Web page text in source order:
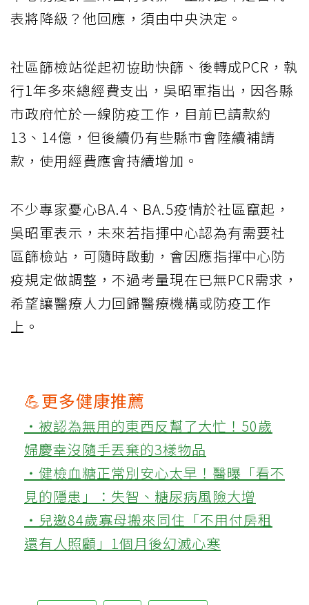
表將降級？他回應，須由中央決定。
社區篩檢站從起初協助快篩、後轉成PCR，執
行1年多來總經費支出，吳昭軍指出，因各縣
市政府忙於一線防疫工作，目前已請款約
13、14億，但後續仍有些縣市會陸續補請
款，使用經費應會持續增加。
不少專家憂心BA.4、BA.5疫情於社區竄起，
吳昭軍表示，未來若指揮中心認為有需要社
區篩檢站，可隨時啟動，會因應指揮中心防
疫規定做調整，不過考量現在已無PCR需求，
希望讓醫療人力回歸醫療機構或防疫工作
上。
💪更多健康推薦
‧被認為無用的東西反幫了大忙！50歲
婦慶幸沒隨手丟棄的3樣物品
‧健檢血糖正常別安心太早！醫曝「看不
見的隱患」：失智、糖尿病風險大增
‧兒邀84歲寡母搬來同住「不用付房租
還有人照顧」1個月後幻滅心寒